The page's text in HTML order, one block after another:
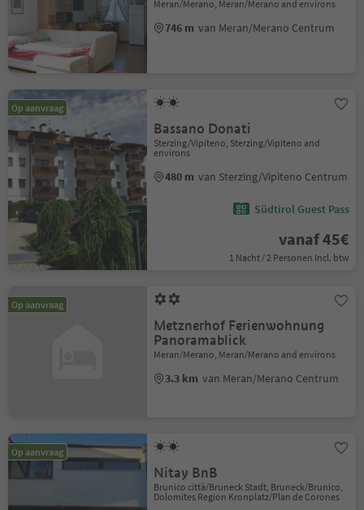
Meran/Merano, Meran/Merano and environs
746 m van Meran/Merano Centrum
Op aanvraag
Bassano Donati
Sterzing/Vipiteno, Sterzing/Vipiteno and
environs
480 m van Sterzing/Vipiteno Centrum
Südtirol Guest Pass
vanaf 45€
1 Nacht / 2 Personen Incl. btw
Op aanvraag
Metznerhof Ferienwohnung
Panoramablick
Meran/Merano, Meran/Merano and environs
3.3 km van Meran/Merano Centrum
Op aanvraag
Nitay BnB
Brunico città/Bruneck Stadt, Bruneck/Brunico,
Dolomites Region Kronplatz/Plan de Corones